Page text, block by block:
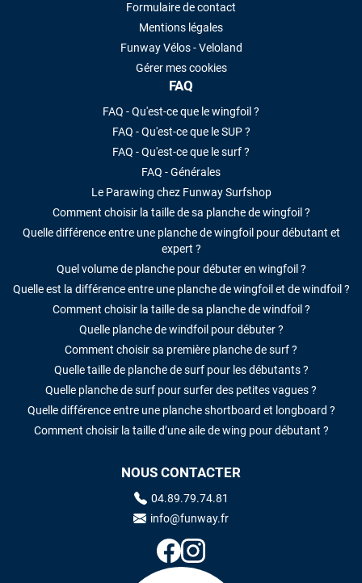
Formulaire de contact
Mentions légales
Funway Vélos - Veloland
Gérer mes cookies
FAQ
FAQ - Qu'est-ce que le wingfoil ?
FAQ - Qu'est-ce que le SUP ?
FAQ - Qu'est-ce que le surf ?
FAQ - Générales
Le Parawing chez Funway Surfshop
Comment choisir la taille de sa planche de wingfoil ?
Quelle différence entre une planche de wingfoil pour débutant et
expert ?
Quel volume de planche pour débuter en wingfoil ?
Quelle est la différence entre une planche de wingfoil et de windfoil ?
Comment choisir la taille de sa planche de windfoil ?
Quelle planche de windfoil pour débuter ?
Comment choisir sa première planche de surf ?
Quelle taille de planche de surf pour les débutants ?
Quelle planche de surf pour surfer des petites vagues ?
Quelle différence entre une planche shortboard et longboard ?
Comment choisir la taille d’une aile de wing pour débutant ?
NOUS CONTACTER
04.89.79.74.81
info@funway.fr